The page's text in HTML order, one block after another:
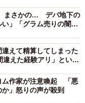
コロナ禍以前はよ
すさんは、「そうい
っ、そんな手口があ
まさかの… デパ地下の
」「グラム売りの闇」
違えて精算してしまった
えた経験アリ」という
ム作家が注意喚起 「悪
」怒りの声が殺到